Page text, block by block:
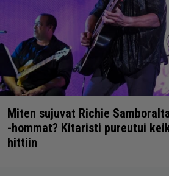
Miten sujuvat Richie
-hommat? Kitaristi pureutui
hittiin